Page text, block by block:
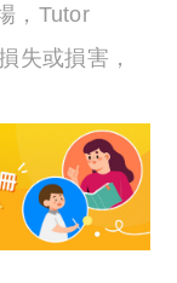
，Tutor
失或損害，